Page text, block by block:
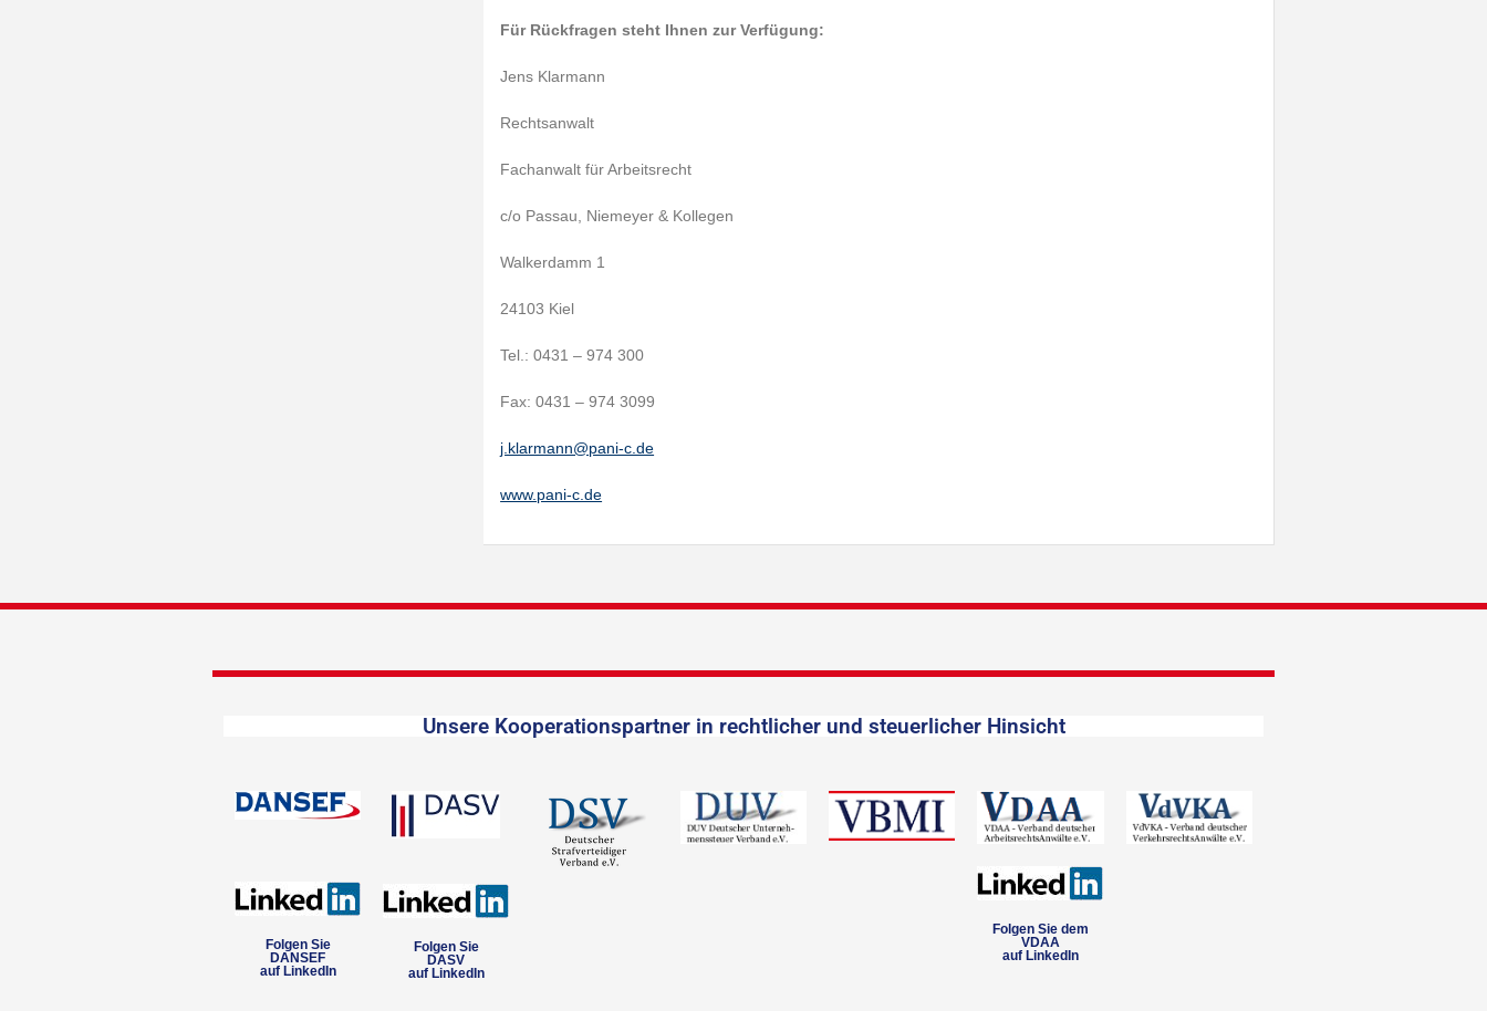
Für Rückfragen steht Ihnen zur Verfügung:
Jens Klarmann
Rechtsanwalt
Fachanwalt für Arbeitsrecht
c/o Passau, Niemeyer & Kollegen
Walkerdamm 1
24103 Kiel
Tel.: 0431 – 974 300
Fax: 0431 – 974 3099
j.klarmann@pani-c.de
www.pani-c.de
Unsere Kooperationspartner in rechtlicher und steuerlicher Hinsicht
Folgen Sie
DANSEF
auf LinkedIn
Folgen Sie
DASV
auf LinkedIn
Folgen Sie dem
VDAA
auf LinkedIn